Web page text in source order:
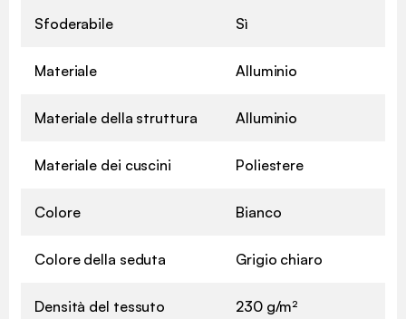
Sfoderabile Sì
Materiale Alluminio
Materiale della struttura Alluminio
Materiale dei cuscini Poliestere
Colore Bianco
Colore della seduta Grigio chiaro
Densità del tessuto 230 g/m²